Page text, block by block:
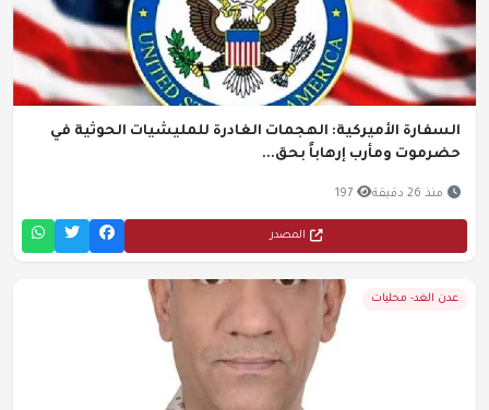
السفارة الأميركية: الهجمات الغادرة للمليشيات الحوثية في
حضرموت ومأرب إرهاباً بحق...
منذ 26 دقيقة 197
المصدر
عدن الغد- محليات